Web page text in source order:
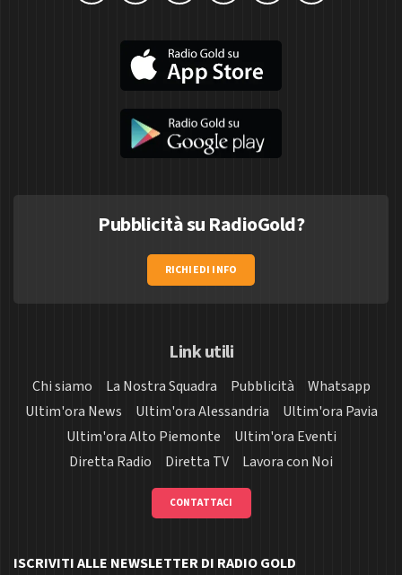
Pubblicità su RadioGold?
RICHIEDI INFO
Link utili
Chi siamo La Nostra Squadra Pubblicità
Whatsapp
Ultim'ora News
Ultim'ora Alessandria
Ultim'ora Pavia
Ultim'ora Alto Piemonte
Ultim'ora Eventi
Diretta Radio
Diretta TV Lavora con Noi
CONTATTACI
ISCRIVITI ALLE NEWSLETTER DI RADIO GOLD